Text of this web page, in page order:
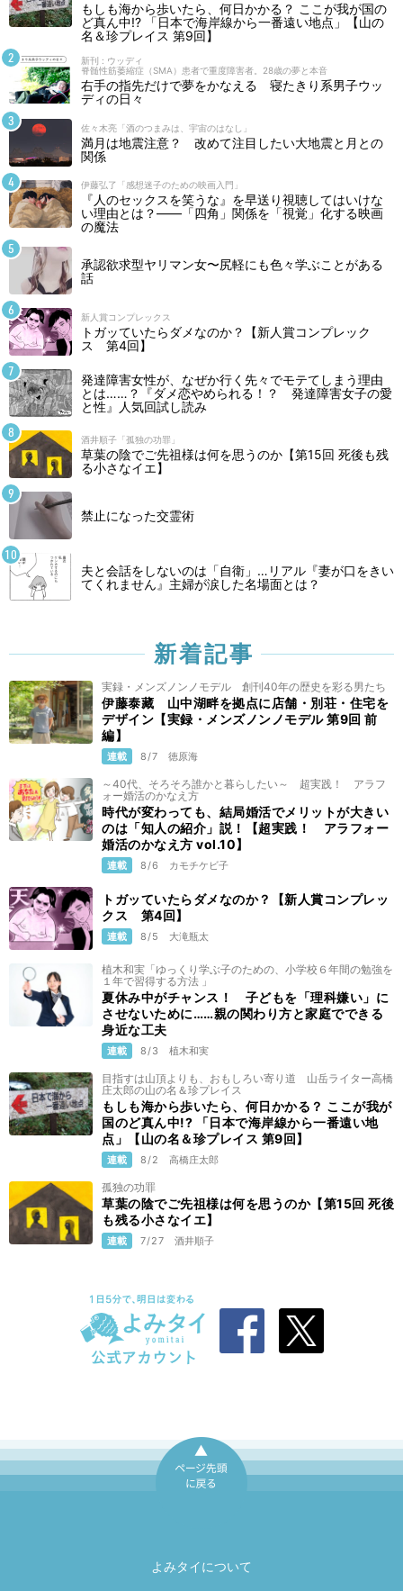
もしも海から歩いたら、何日かかる？ ここが我が国の
ど真ん中!? 「日本で海岸線から一番遠い地点」【山の
名＆珍プレイス 第9回】
新刊 : ウッディ
脊髄性筋萎縮症（SMA）患者で重度障害者。28歳の夢と本音
右手の指先だけで夢をかなえる 寝たきり系男子ウッ
ディの日々
佐々木亮「酒のつまみは、宇宙のはなし」
満月は地震注意？ 改めて注目したい大地震と月との
関係
伊藤弘了「感想迷子のための映画入門」
『人のセックスを笑うな』を早送り視聴してはいけな
い理由とは？――「四角」関係を「視覚」化する映画
の魔法
承認欲求型ヤリマン女〜尻軽にも色々学ぶことがある
話
新人賞コンプレックス
トガッていたらダメなのか？【新人賞コンプレック
ス 第4回】
発達障害女性が、なぜか行く先々でモテてしまう理由
とは……？『ダメ恋やめられる！？ 発達障害女子の愛
と性』人気回試し読み
酒井順子「孤独の功罪」
草葉の陰でご先祖様は何を思うのか【第15回 死後も残
る小さなイエ】
禁止になった交霊術
夫と会話をしないのは「自衛」…リアル『妻が口をきい
てくれません』主婦が涙した名場面とは？
新着記事
実録・メンズノンノモデル 創刊40年の歴史を彩る男たち
伊藤泰藏 山中湖畔を拠点に店舗・別荘・住宅を
デザイン【実録・メンズノンノモデル 第9回 前
編】
連載 8/7 徳原海
～40代、そろそろ誰かと暮らしたい～ 超実践！ アラフ
ォー婚活のかなえ方
時代が変わっても、結局婚活でメリットが大きい
のは「知人の紹介」説！【超実践！ アラフォー
婚活のかなえ方 vol.10】
連載 8/6 カモチケビ子
トガッていたらダメなのか？【新人賞コンプレッ
クス 第4回】
連載 8/5 大滝瓶太
植木和実「ゆっくり学ぶ子のための、小学校６年間の勉強を
１年で習得する方法 」
夏休み中がチャンス！ 子どもを「理科嫌い」に
させないために……親の関わり方と家庭でできる
身近な工夫
連載 8/3 植木和実
目指すは山頂よりも、おもしろい寄り道 山岳ライター高橋
庄太郎の山の名＆珍プレイス
もしも海から歩いたら、何日かかる？ ここが我が
国のど真ん中!? 「日本で海岸線から一番遠い地
点」【山の名＆珍プレイス 第9回】
連載 8/2 高橋庄太郎
孤独の功罪
草葉の陰でご先祖様は何を思うのか【第15回 死後
も残る小さなイエ】
連載 7/27 酒井順子
よみタイについて